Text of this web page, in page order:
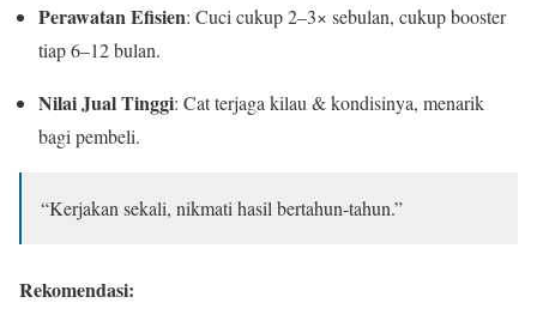
Perawatan Efisien: Cuci cukup 2–3× sebulan, cukup booster
tiap 6–12 bulan.
Nilai Jual Tinggi: Cat terjaga kilau & kondisinya, menarik
bagi pembeli.
“Kerjakan sekali, nikmati hasil bertahun-tahun.”
Rekomendasi: